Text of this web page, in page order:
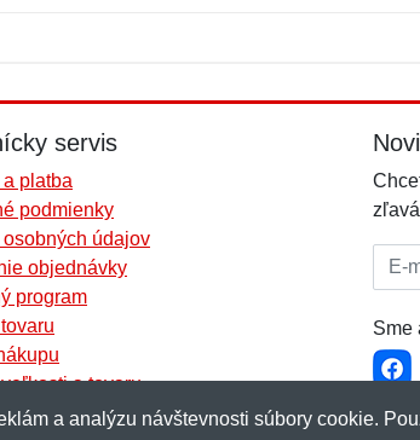
servis
platba
podmienky
údajov
objednávky
program
a tovaru
E-
Sme
a analýzu návštevnosti súbory cookie.